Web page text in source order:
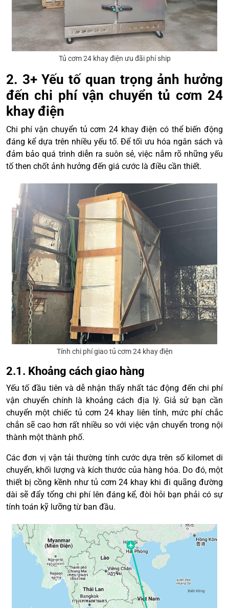
Tủ cơm 24 khay điện ưu đãi phí ship
2. 3+ Yếu tố quan trọng ảnh hưởng
đến chi phí vận chuyển tủ cơm 24
khay điện
Chi phí vận chuyển tủ cơm 24 khay điện có thể biến động
đáng kể dựa trên nhiều yếu tố. Để tối ưu hóa ngân sách và
đảm bảo quá trình diễn ra suôn sẻ, việc nắm rõ những yếu
tố then chốt ảnh hưởng đến giá cước là điều cần thiết.
Tính chi phí giao tủ cơm 24 khay điện
2.1. Khoảng cách giao hàng
Yếu tố đầu tiên và dễ nhận thấy nhất tác động đến chi phí
vận chuyển chính là khoảng cách địa lý. Giả sử bạn cần
chuyển một chiếc tủ cơm 24 khay liên tỉnh, mức phí chắc
chắn sẽ cao hơn rất nhiều so với việc vận chuyển trong nội
thành một thành phố.
Các đơn vị vận tải thường tính cước dựa trên số kilomet di
chuyển, khối lượng và kích thước của hàng hóa. Do đó, một
thiết bị cồng kềnh như tủ cơm 24 khay khi đi quãng đường
dài sẽ đẩy tổng chi phí lên đáng kể, đòi hỏi bạn phải có sự
tính toán kỹ lưỡng từ ban đầu.